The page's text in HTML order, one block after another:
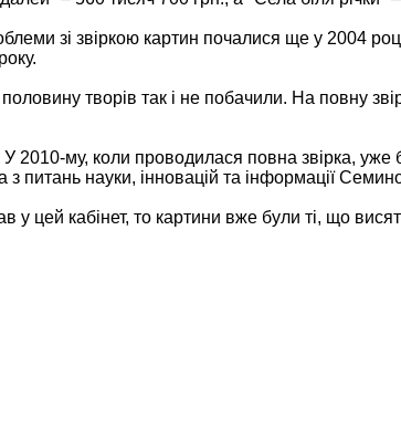
зі звіркою картин почалися ще у 2004
творів так і не побачили. На повну
2010-му, коли проводилася повна звірка, уже
з питань науки, інновацій та інформації
у цей кабінет, то картини вже були ті, що